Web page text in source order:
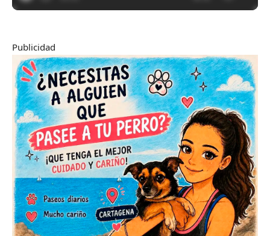
Publicidad